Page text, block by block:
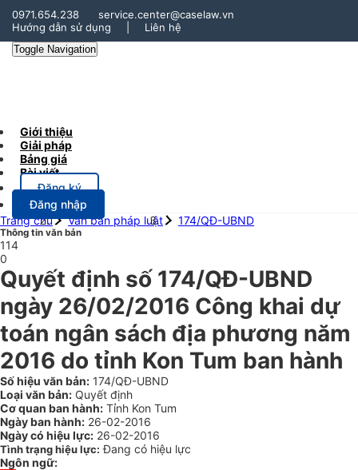
0971.654.238
service.center@caselaw.vn
Hướng dẫn sử dụng
Liên hệ
Toggle Navigation
Giới thiệu
Giải pháp
Bảng giá
Bài viết
Đăng ký
Đăng nhập
Trang chủ
Văn bản pháp luật 174/QĐ-UBND
Thông tin văn bản
114
0
Quyết định số 174/QĐ-UBND
ngày 26/02/2016 Công khai dự
toán ngân sách địa phương năm
2016 do tỉnh Kon Tum ban hành
Số hiệu văn bản: 174/QĐ-UBND
Loại văn bản: Quyết định
Cơ quan ban hành: Tỉnh Kon Tum
Ngày ban hành: 26-02-2016
Ngày có hiệu lực: 26-02-2016
Tình trạng hiệu lực: Đang có hiệu lực
Ngôn ngữ: